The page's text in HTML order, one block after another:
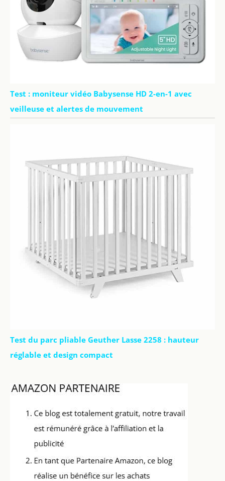
Test : moniteur vidéo Babysense HD 2-en-1 avec
veilleuse et alertes de mouvement
Test du parc pliable Geuther Lasse 2258 : hauteur
réglable et design compact